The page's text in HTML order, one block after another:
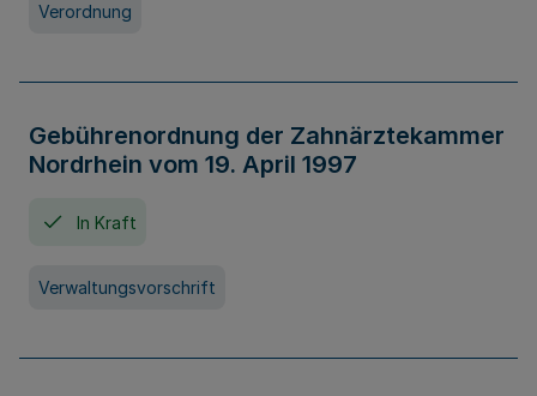
Verordnung
Gebührenordnung der Zahnärztekammer
Nordrhein vom 19. April 1997
In Kraft
Verwaltungsvorschrift